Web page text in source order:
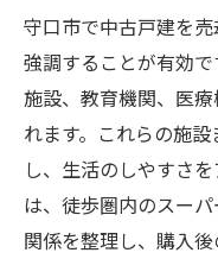
守口市で中古戸建を
強調することが有効
施設、教育機関、医
れます。これらの施
し、生活のしやすさ
は、徒歩圏内のスー
関係を整理し、購入